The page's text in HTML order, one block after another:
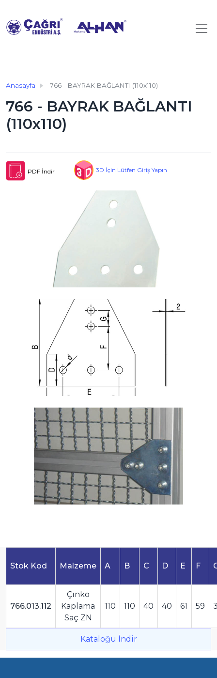
Anasayfa 766 - BAYRAK BAĞLANTI (110x110)
766 - BAYRAK BAĞLANTI
(110x110)
PDF İndir 3D İçin Lütfen Giriş Yapın
Stok Kod Malzeme A B C D E F
766.013.112
Çinko
Kaplama
Saç ZN
110 110 40 40 61 59
Kataloğu İndir